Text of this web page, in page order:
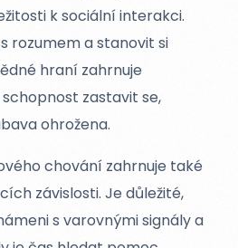
k sociální interakci.
rozumem a stanovit si
hraní zahrnuje
zastavit se,
ohrožena.
chování zahrnuje také
závislosti. Je důležité,
s varovnými signály a